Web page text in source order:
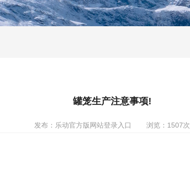
罐笼生产注意事项!
发布：乐动官方版网站登录入口 浏览：1507次